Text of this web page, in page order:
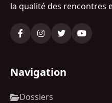
la qualité des rencontres
Navigation
Dossiers